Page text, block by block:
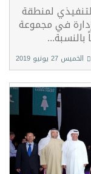
لمنطقة
في مجموعة
الخميس 27 يونيو 2019